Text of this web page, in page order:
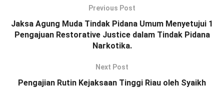
Previous Post
Jaksa Agung Muda Tindak Pidana Umum Menyetujui 1
Pengajuan Restorative Justice dalam Tindak Pidana
Narkotika.
Next Post
Pengajian Rutin Kejaksaan Tinggi Riau oleh Syaikh